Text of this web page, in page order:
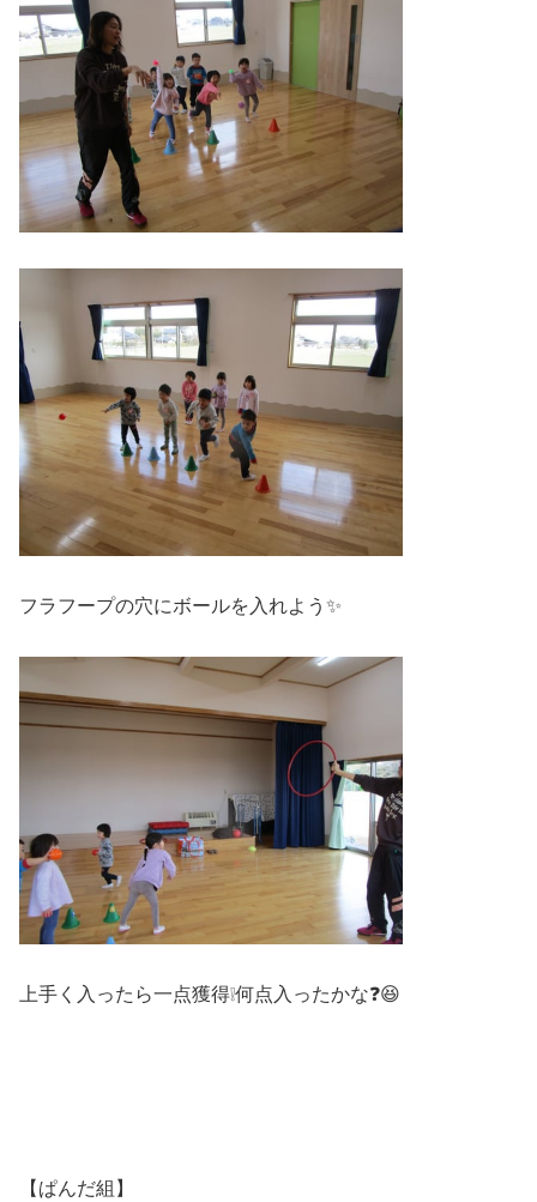
フラフープの穴にボールを入れよう✨
上手く入ったら一点獲得❕何点入ったかな❓😆
【ぱんだ組】